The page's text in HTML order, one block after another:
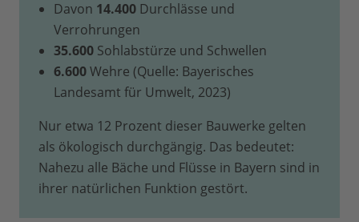
Davon 14.400 Durchlässe und
Verrohrungen
35.600 Sohlabstürze und Schwellen
6.600Wehre (Quelle: Bayerisches
Landesamt für Umwelt, 2023)
Nur etwa 12 Prozent dieser Bauwerke gelten
als ökologisch durchgängig. Das bedeutet:
Nahezu alle Bäche und Flüsse in Bayern sind in
ihrer natürlichen Funktion gestört.